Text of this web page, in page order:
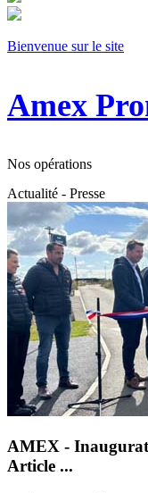
Bienvenue sur le site
Amex
Nos opérations
Actualité - Presse
AMEX -
Article ...